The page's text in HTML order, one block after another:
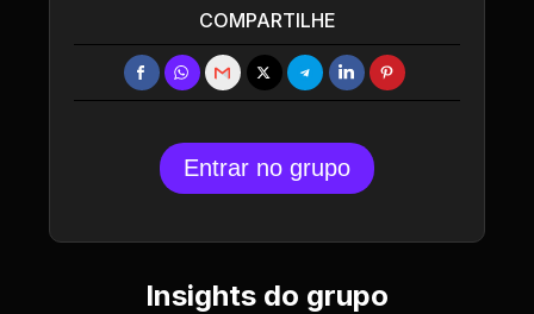
COMPARTILHE
Entrar no grupo
Insights do grupo